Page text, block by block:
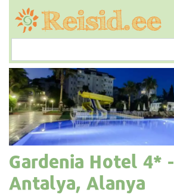
Gardenia Hotel 4* -
Antalya, Alanya